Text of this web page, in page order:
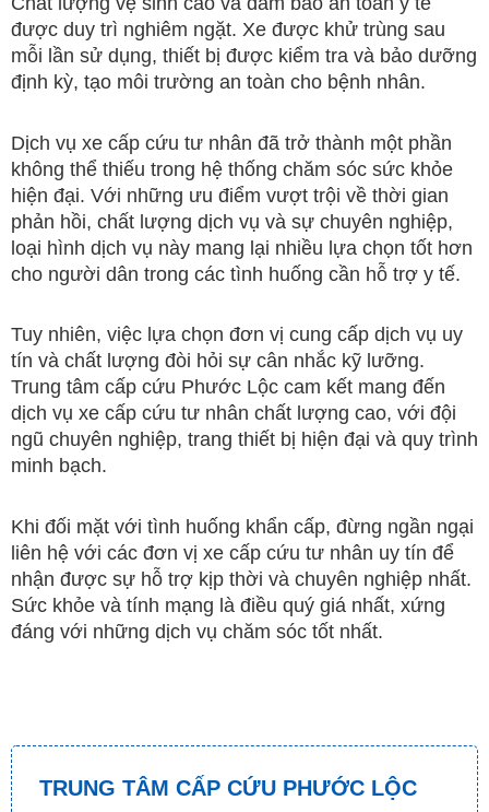
được duy trì nghiêm ngặt. Xe được khử trùng sau
mỗi lần sử dụng, thiết bị được kiểm tra và bảo dưỡng
định kỳ, tạo môi trường an toàn cho bệnh nhân.
Dịch vụ xe cấp cứu tư nhân đã trở thành một phần
không thể thiếu trong hệ thống chăm sóc sức khỏe
hiện đại. Với những ưu điểm vượt trội về thời gian
phản hồi, chất lượng dịch vụ và sự chuyên nghiệp,
loại hình dịch vụ này mang lại nhiều lựa chọn tốt hơn
cho người dân trong các tình huống cần hỗ trợ y tế.
Tuy nhiên, việc lựa chọn đơn vị cung cấp dịch vụ uy
tín và chất lượng đòi hỏi sự cân nhắc kỹ lưỡng.
Trung tâm cấp cứu Phước Lộc cam kết mang đến
dịch vụ xe cấp cứu tư nhân chất lượng cao, với đội
ngũ chuyên nghiệp, trang thiết bị hiện đại và quy trình
minh bạch.
Khi đối mặt với tình huống khẩn cấp, đừng ngần ngại
liên hệ với các đơn vị xe cấp cứu tư nhân uy tín để
nhận được sự hỗ trợ kịp thời và chuyên nghiệp nhất.
Sức khỏe và tính mạng là điều quý giá nhất, xứng
đáng với những dịch vụ chăm sóc tốt nhất.
TRUNG TÂM CẤP CỨU PHƯỚC LỘC